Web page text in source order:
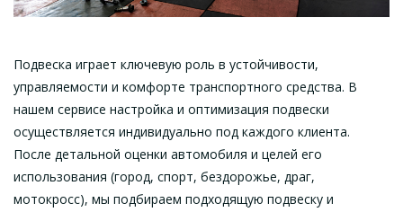
Подвеска играет ключевую роль в устойчивости,
управляемости и комфорте транспортного средства. В
нашем сервисе настройка и оптимизация подвески
осуществляется индивидуально под каждого клиента.
После детальной оценки автомобиля и целей его
использования (город, спорт, бездорожье, драг,
мотокросс), мы подбираем подходящую подвеску и